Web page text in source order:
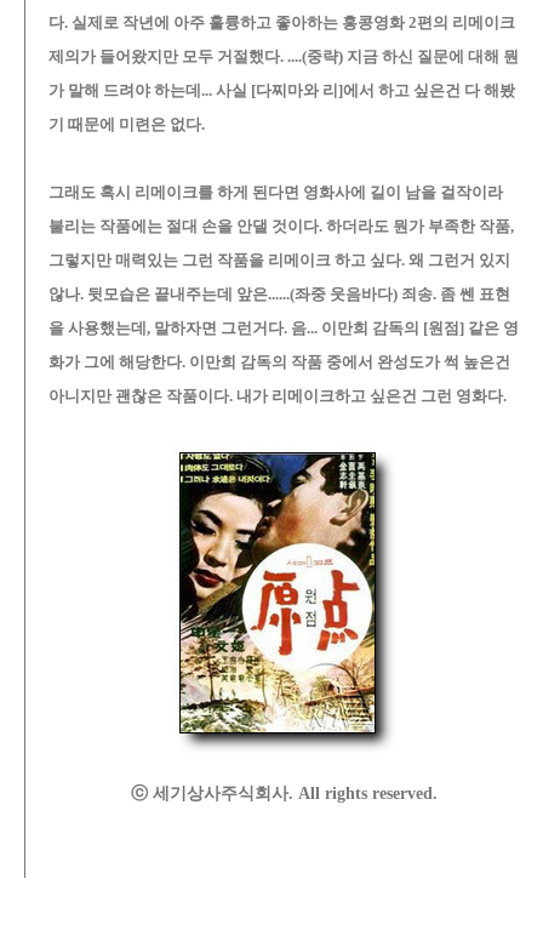
다. 실제로 작년에 아주 훌륭하고 좋아하는 홍콩영화 2편의 리메이크
제의가 들어왔지만 모두 거절했다. ....(중략) 지금 하신 질문에 대해 뭔
가 말해 드려야 하는데... 사실 [다찌마와 리]에서 하고 싶은건 다 해봤
기 때문에 미련은 없다.
그래도 혹시 리메이크를 하게 된다면 영화사에 길이 남을 걸작이라
불리는 작품에는 절대 손을 안댈 것이다. 하더라도 뭔가 부족한 작품,
그렇지만 매력있는 그런 작품을 리메이크 하고 싶다. 왜 그런거 있지
않나. 뒷모습은 끝내주는데 앞은......(좌중 웃음바다) 죄송. 좀 쎈 표현
을 사용했는데, 말하자면 그런거다. 음... 이만희 감독의 [원점] 같은 영
화가 그에 해당한다. 이만희 감독의 작품 중에서 완성도가 썩 높은건
아니지만 괜찮은 작품이다. 내가 리메이크하고 싶은건 그런 영화다.
ⓒ 세기상사주식회사. All rights reserved.